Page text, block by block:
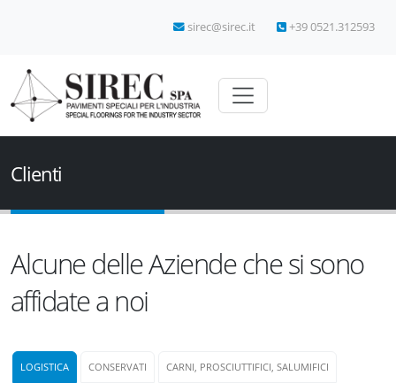
sirec@sirec.it +39 0521.312593
Clienti
Alcune delle Aziende che si sono
affidate a noi
LOGISTICA CONSERVATI CARNI, PROSCIUTTIFICI, SALUMIFICI